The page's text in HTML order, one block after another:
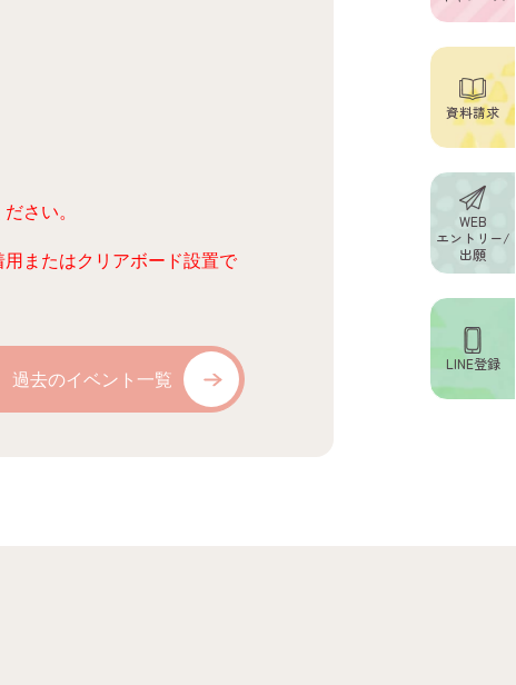
さい。
またはクリアボード設置で
過去のイベント一覧
資料請求
WEB
エントリー/
出願
LINE登録